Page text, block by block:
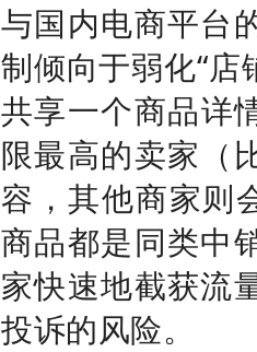
与国内电商平台
制倾向于弱化“店
共享一个商品详
限最高的卖家（
容，其他商家则
商品都是同类中
家快速地截获流
投诉的风险。